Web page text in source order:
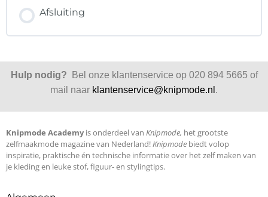
Afsluiting
Hulp nodig?
Bel onze klantenservice op 020 894 5665 of
mail naar klantenservice@knipmode.nl .
Knipmode Academyis onderdeel van Knipmode, het grootste
zelfmaakmode magazine van Nederland!Knipmode biedt volop
inspiratie, praktische én technische informatie over het zelf maken van
je kleding en leuke stof, figuur- en stylingtips.